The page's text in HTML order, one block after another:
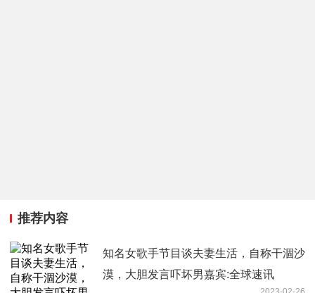
推荐内容
知名女歌手节目谈夫妻生活，自称干涸沙
漠，大胆发言吓坏男嘉宾:全球速讯